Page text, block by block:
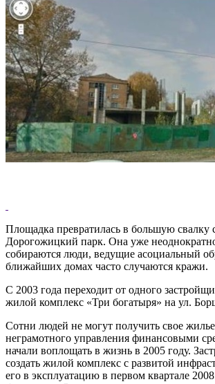
Площадка превратилась в большую свалку
Дорогожицкий парк. Она уже
собираются люди, ведущие асоциальный
ближайших домах часто случаются кражи.
С 2003 года переходит от одного
жилой комплекс «Три богатыря» на ул.
Сотни людей не могут получить свое жилье
неграмотного управления финансовыми
начали воплощать в жизнь в 2005 году.
создать жилой комплекс с развитой
его в эксплуатацию в первом квартале